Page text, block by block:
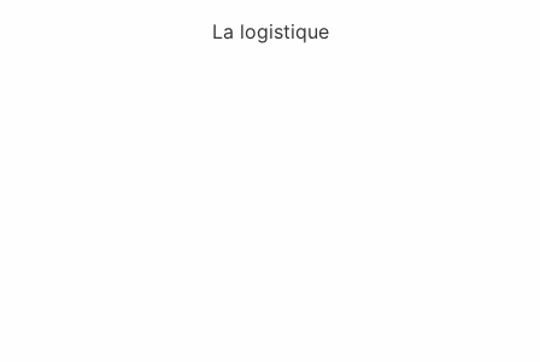
La logistique